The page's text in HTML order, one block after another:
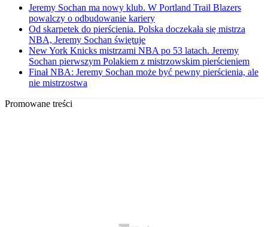
Jeremy Sochan ma nowy klub. W Portland Trail Blazers
powalczy o odbudowanie kariery
Od skarpetek do pierścienia. Polska doczekała się mistrza
NBA, Jeremy Sochan świętuje
New York Knicks mistrzami NBA po 53 latach. Jeremy
Sochan pierwszym Polakiem z mistrzowskim pierścieniem
Finał NBA: Jeremy Sochan może być pewny pierścienia, ale
nie mistrzostwa
Promowane treści